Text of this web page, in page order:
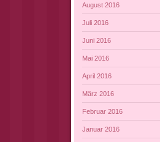
August 2016
Juli 2016
Juni 2016
Mai 2016
April 2016
März 2016
Februar 2016
Januar 2016